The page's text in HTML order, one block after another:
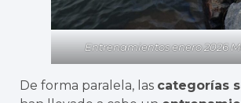
Entrenamientos enero 2026
De forma paralela, las categorías